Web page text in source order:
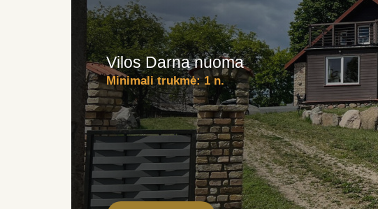
Vilos Darna nuoma
Minimali trukmė: 1 n.